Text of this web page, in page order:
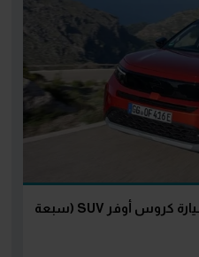
بعد طرح RX9 وفرونتيرا.. 22 سيارة كروس أوفر SUV (سبعة